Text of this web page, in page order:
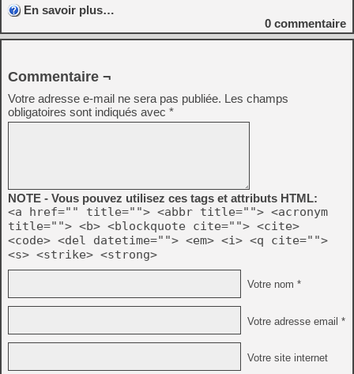
En savoir plus…
0 commentaire
Commentaire ¬
Votre adresse e-mail ne sera pas publiée. Les champs
obligatoires sont indiqués avec *
NOTE - Vous pouvez utilisez ces tags et attributs HTML:
<a href="" title=""> <abbr title=""> <acronym
title=""> <b> <blockquote cite=""> <cite>
<code> <del datetime=""> <em> <i> <q cite="">
<s> <strike> <strong>
Votre nom *
Votre adresse email *
Votre site internet